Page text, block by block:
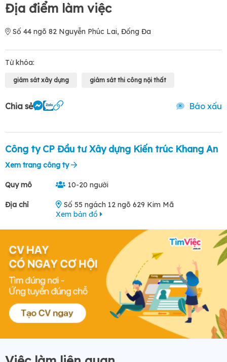
Địa điểm làm việc
Số 44 ngõ 82 Nguyễn Phúc Lai, Đống Đa
Từ khóa:
giám sát xây dựng giám sát thi công nội thất
Chia sẻ Báo xấu
Công ty CP Đầu tư Xây dựng Kiến trúc Khang An
Xem trang công ty
Quy mô 10-20 người
Địa chỉ
Số 55 ngách 12 ngõ 629 Kim Mã
Xem bản đồ